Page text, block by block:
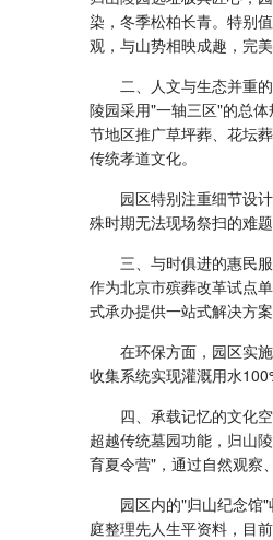
染，冬季松柏长青。特别
观，与山势相映成趣，完
二、人文与生态并重
陵园采用"一轴三区"的总
节地区推广草坪葬、花坛
传统孝道文化。
园区特别注重细节设
殊时期无法现场祭扫的难
三、与时俱进的惠民
作为北京市殡葬改革试点单
式承办提供一站式解决方
在环保方面，园区实
收集系统实现灌溉用水
四、承载记忆的文化
超越传统墓园功能， 归山
育夏令营"，通过自然观察
园区内的"归山纪念馆
庭整理先人生平资料，目